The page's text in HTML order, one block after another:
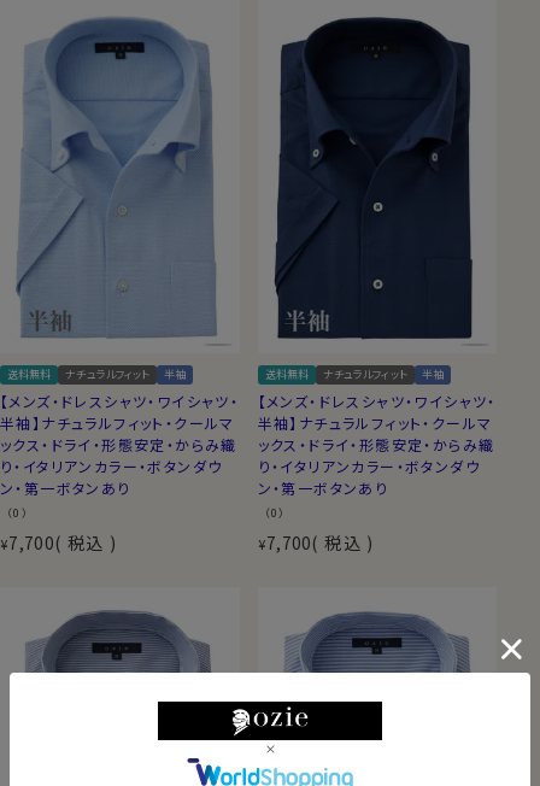
送料無料 ナチュラルフィット 半袖
【メンズ・ドレスシャツ・ワイシャツ・
半袖】ナチュラルフィット・クールマ
ックス・ドライ・形態安定・からみ織
り・イタリアンカラー・ボタンダウ
ン・第一ボタンあり
（0）
¥7,700 税込
送料無料 ナチュラルフィット 半袖
【メンズ・ドレスシャツ・ワイシャツ・
半袖】ナチュラルフィット・クールマ
ックス・ドライ・形態安定・からみ織
り・イタリアンカラー・ボタンダウ
ン・第一ボタンあり
（0）
¥7,700 税込